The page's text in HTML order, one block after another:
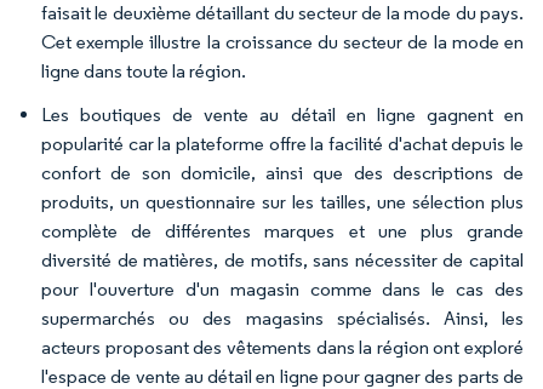
faisait le deuxième détaillant du secteur de la mode du pays.
Cet exemple illustre la croissance du secteur de la mode en
ligne dans toute la région.
Les boutiques de vente au détail en ligne gagnent en
popularité car la plateforme offre la facilité d'achat depuis le
confort de son domicile, ainsi que des descriptions de
produits, un questionnaire sur les tailles, une sélection plus
complète de différentes marques et une plus grande
diversité de matières, de motifs, sans nécessiter de capital
pour l'ouverture d'un magasin comme dans le cas des
supermarchés ou des magasins spécialisés. Ainsi, les
acteurs proposant des vêtements dans la région ont exploré
l'espace de vente au détail en ligne pour gagner des parts de